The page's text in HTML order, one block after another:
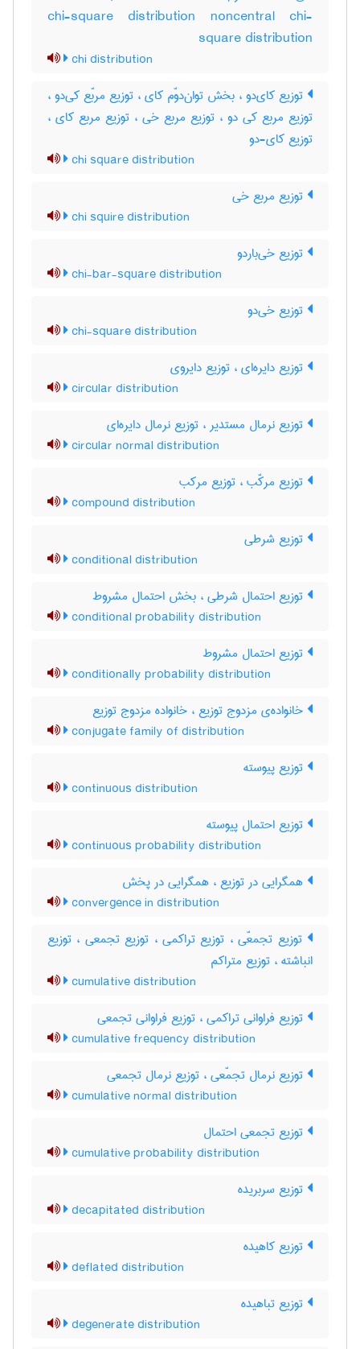
chi-square distribution noncentral chi-
square distribution
chi distribution
توزیع کای‌دو ، بخش توان‌دوّم کای ، توزیع مربّع کی‌دو ،
توزیع مربع کی دو ، توزیع مربع خی ، توزیع مربع کای ،
توزیع کای-دو
chi square distribution
توزیع مربع خی
chi squire distribution
توزیع خی‌باردو
chi-bar-square distribution
توزیع خی‌دو
chi-square distribution
توزیع دایره‌ای ، توزیع دایروی
circular distribution
توزیع نرمال مستدیر ، توزیع نرمال دایره‌ای
circular normal distribution
توزیع مرکّب ، توزیع مرکب
compound distribution
توزیع شرطی
conditional distribution
توزیع احتمال شرطی ، بخش احتمال مشروط
conditional probability distribution
توزیع احتمال مشروط
conditionally probability distribution
خانواده‌ی مزدوج توزیع ، خانواده مزدوج توزیع
conjugate family of distribution
توزیع پیوسته
continuous distribution
توزیع احتمال پیوسته
continuous probability distribution
همگرایی در توزیع ، همگرایی در پخش
convergence in distribution
توزیع تجمعّی ، توزیع تراکمی ، توزیع تجمعی ، توزیع
انباشته ، توزیع متراکم
cumulative distribution
توزیع فراوانی تراکمی ، توزیع فراوانی تجمعی
cumulative frequency distribution
توزیع نرمال تجمّعی ، توزیع نرمال تجمعی
cumulative normal distribution
توزیع تجمعی احتمال
cumulative probability distribution
توزیع سربریده
decapitated distribution
توزیع کاهیده
deflated distribution
توزیع تباهیده
degenerate distribution